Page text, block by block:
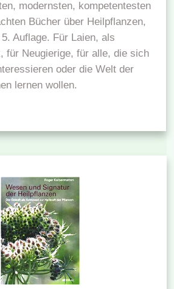
modernsten, kompetentesten
Bücher über Heilpflanzen,
Auflage. Für Laien, als
für Neugierige, für alle, die sich
oder die Welt der
lernen wollen.